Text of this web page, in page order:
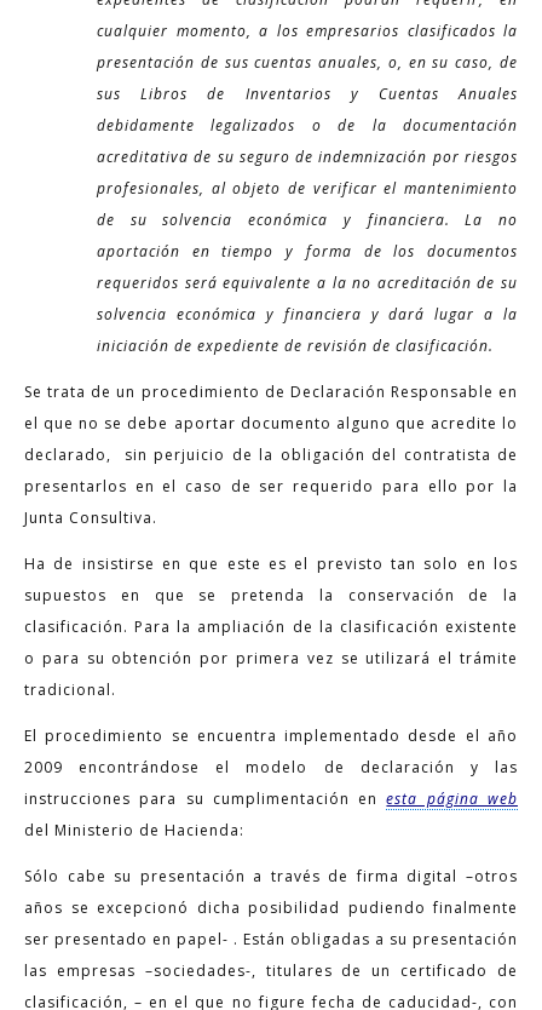
cualquier momento, a los empresarios clasificados la
presentación de sus cuentas anuales, o, en su caso, de
sus Libros de Inventarios y Cuentas Anuales
debidamente legalizados o de la documentación
acreditativa de su seguro de indemnización por riesgos
profesionales, al objeto de verificar el mantenimiento
de su solvencia económica y financiera. La no
aportación en tiempo y forma de los documentos
requeridos será equivalente a la no acreditación de su
solvencia económica y financiera y dará lugar a la
iniciación de expediente de revisión de clasificación.
Se trata de un procedimiento de Declaración Responsable en
el que no se debe aportar documento alguno que acredite lo
declarado, sin perjuicio de la obligación del contratista de
presentarlos en el caso de ser requerido para ello por la
Junta Consultiva.
Ha de insistirse en que este es el previsto tan solo en los
supuestos en que se pretenda la conservación de la
clasificación. Para la ampliación de la clasificación existente
o para su obtención por primera vez se utilizará el trámite
tradicional.
El procedimiento se encuentra implementado desde el año
2009 encontrándose el modelo de declaración y las
instrucciones para su cumplimentación enesta página web
del Ministerio de Hacienda:
Sólo cabe su presentación a través de firma digital –otros
años se excepcionó dicha posibilidad pudiendo finalmente
ser presentado en papel- . Están obligadas a su presentación
las empresas –sociedades-, titulares de un certificado de
clasificación, – en el que no figure fecha de caducidad-, con